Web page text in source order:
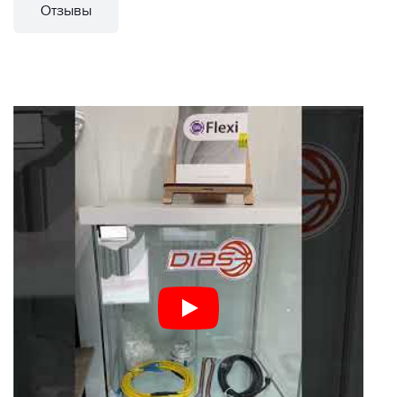
Отзывы